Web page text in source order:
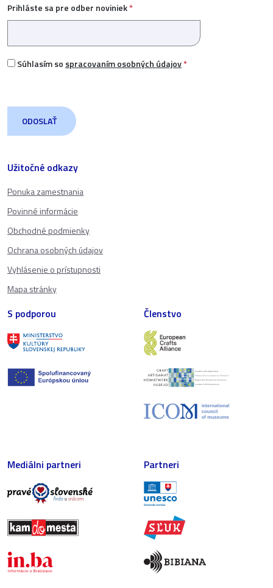
Užitočné odkazy
Ponuka zamestnania
Povinné informácie
Obchodné podmienky
Ochrana osobných údajov
Vyhlásenie o prístupnosti
Mapa stránky
Prihláste sa pre odber noviniek*
Súhlasím so spracovaním osobných údajov*
S podporou Členstvo
Mediálni partneri Partneri